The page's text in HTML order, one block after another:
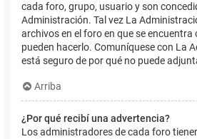
cada foro, grupo, usuario y son
Administración. Tal vez La
archivos en el foro en que se
pueden hacerlo. Comuníquese con La
está seguro de por qué no puede
Arriba
¿Por qué recibí una advertencia?
Los administradores de cada foro